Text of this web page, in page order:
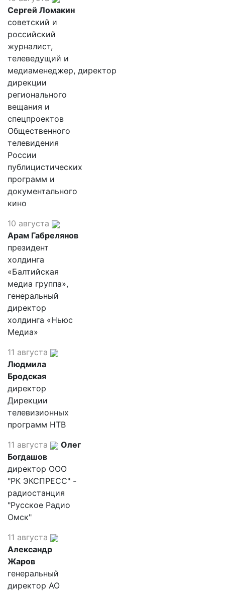
Сергей Ломакин
советский и
российский
журналист,
телеведущий и
медиаменеджер, директор
дирекции
регионального
вещания и
спецпроектов
Общественного
телевидения
России
публицистических
программ и
документального
кино
10 августа
Арам Габрелянов
президент
холдинга
«Балтийская
медиа группа»,
генеральный
директор
холдинга «Ньюс
Медиа»
11 августа
Людмила
Бродская
директор
Дирекции
телевизионных
программ НТВ
11 августа
Олег
Богдашов
директор ООО
"РК ЭКСПРЕСС" -
радиостанция
"Русское Радио
Омск"
11 августа
Александр
Жаров
генеральный
директор АО